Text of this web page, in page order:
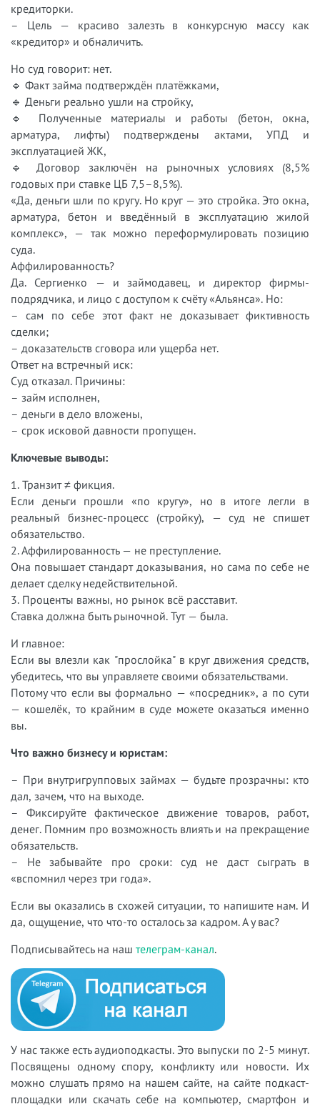
кредиторки.
– Цель — красиво залезть в конкурсную массу как
«кредитор» и обналичить.
Но суд говорит: нет.
🔹 Факт займа подтверждён платёжками,
🔹 Деньги реально ушли на стройку,
🔹 Полученные материалы и работы (бетон, окна,
арматура, лифты) подтверждены актами, УПД и
эксплуатацией ЖК,
🔹 Договор заключён на рыночных условиях (8,5%
годовых при ставке ЦБ 7,5–8,5%).
«Да, деньги шли по кругу. Но круг — это стройка. Это окна,
арматура, бетон и введённый в эксплуатацию жилой
комплекс», — так можно переформулировать позицию
суда.
Аффилированность?
Да. Сергиенко — и займодавец, и директор фирмы-
подрядчика, и лицо с доступом к счёту «Альянса». Но:
– сам по себе этот факт не доказывает фиктивность
сделки;
– доказательств сговора или ущерба нет.
Ответ на встречный иск:
Суд отказал. Причины:
– займ исполнен,
– деньги в дело вложены,
– срок исковой давности пропущен.
Ключевые выводы:
1. Транзит ≠ фикция.
Если деньги прошли «по кругу», но в итоге легли в
реальный бизнес-процесс (стройку), — суд не спишет
обязательство.
2. Аффилированность — не преступление.
Она повышает стандарт доказывания, но сама по себе не
делает сделку недействительной.
3. Проценты важны, но рынок всё расставит.
Ставка должна быть рыночной. Тут — была.
И главное:
Если вы влезли как "прослойка" в круг движения средств,
убедитесь, что вы управляете своими обязательствами.
Потому что если вы формально — «посредник», а по сути
— кошелёк, то крайним в суде можете оказаться именно
вы.
Что важно бизнесу и юристам:
– При внутригрупповых займах — будьте прозрачны: кто
дал, зачем, что на выходе.
– Фиксируйте фактическое движение товаров, работ,
денег. Помним про возможность влиять и на прекращение
обязательств.
– Не забывайте про сроки: суд не даст сыграть в
«вспомнил через три года».
Если вы оказались в схожей ситуации, то напишите нам. И
да, ощущение, что что-то осталось за кадром. А у вас?
Подписывайтесь на наш телеграм-канал.
У нас также есть аудиоподкасты. Это выпуски по 2-5 минут.
Посвящены одному спору, конфликту или новости. Их
можно слушать прямо на нашем сайте, на сайте подкаст-
площадки или скачать себе на компьютер, смартфон и